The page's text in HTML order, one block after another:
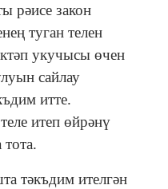
рәисе закон
туган телен
укучысы өчен
сайлау
итте.
итеп өйрәнү
тәкъдим ителгән